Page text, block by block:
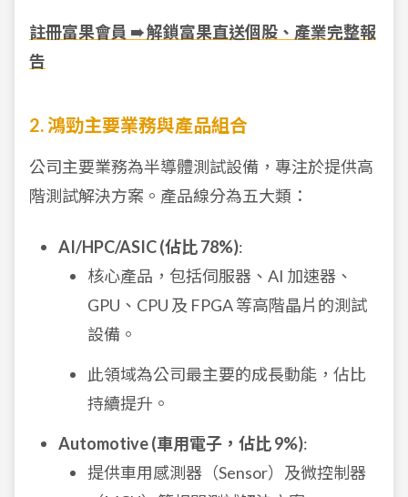
註冊富果會員 ➠ 解鎖富果直送個股、產業完整報
告
2. 鴻勁主要業務與產品組合
公司主要業務為半導體測試設備，專注於提供高
階測試解決方案。產品線分為五大類：
AI/HPC/ASIC (佔比 78%):
核心產品，包括伺服器、AI 加速器、
GPU、CPU 及 FPGA 等高階晶片的測試
設備。
此領域為公司最主要的成長動能，佔比
持續提升。
Automotive (車用電子，佔比 9%):
提供車用感測器（Sensor）及微控制器